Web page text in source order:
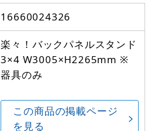
16660024326
楽々！バックパネルスタンド
3×4 W3005×H2265mm ※
器具のみ
この商品の掲載ページ
を見る